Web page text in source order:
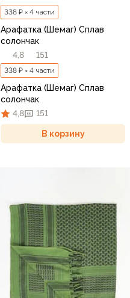
338 ₽ × 4 части
Арафатка (Шемаг) Сплав
солончак
4,8
151
338 ₽ × 4 части
Арафатка (Шемаг) Сплав
солончак
4,8
151
В корзину